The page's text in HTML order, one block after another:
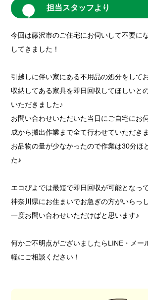
担当スタッフより
今回は藤沢市のご住宅にお伺いして不要に
してきました！
引越しに伴い家にある不用品の処分をして
収納してある家具を即日回収してほしいと
いただきました♪
お問い合わせいただいた当日にご自宅にお
成から搬出作業まで全て行わせていただき
お品物の量が少なかったので作業は30分ほ
た♪
エコぴよでは最短で即日回収が可能となっ
神奈川県にお住まいでお急ぎの方がいらっ
一度お問い合わせいただけばと思います♪
何かご不明点がございましたらLINE・メー
軽にご相談ください！